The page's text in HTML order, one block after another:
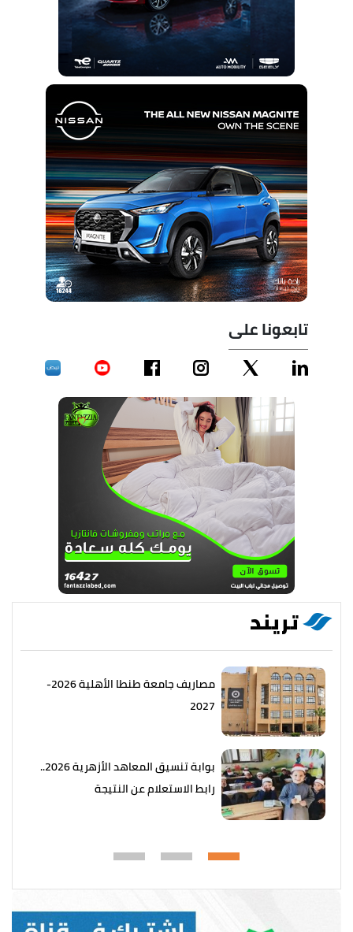
تابعونا على
تريند
مصاريف جامعة طنطا الأهلية 2026-
2027
بوابة تنسيق المعاهد الأزهرية 2026..
رابط الاستعلام عن النتيجة